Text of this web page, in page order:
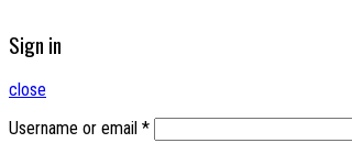
Sign in
close
Username or email *